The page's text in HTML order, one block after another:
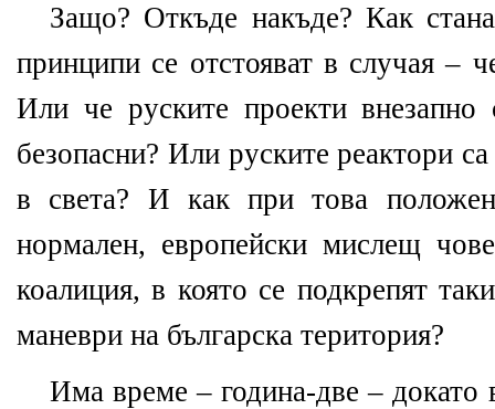
Защо? Откъде накъде? Как
принципи се отстояват в случая –
Или че руските проекти внезапно
безопасни? Или руските реактори
в света? И как при това
нормален, европейски мислещ
коалиция, в която се подкрепят
маневри на българска територия?
Има време – година-две – докато